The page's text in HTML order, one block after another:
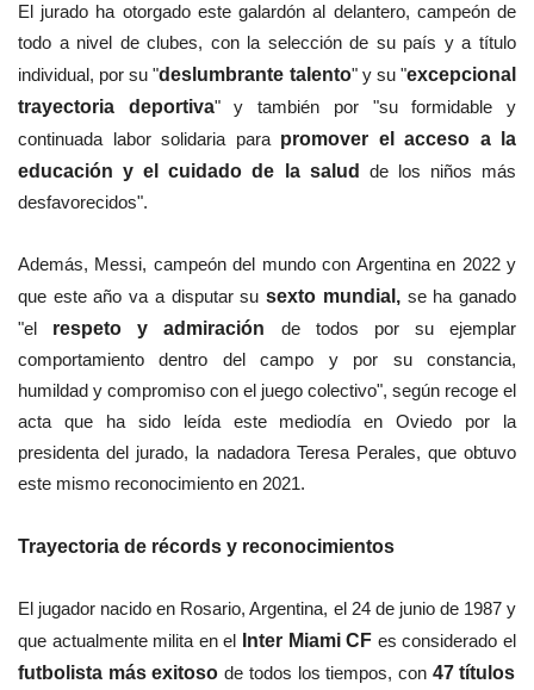
El jurado ha otorgado este galardón al delantero, campeón de
todo a nivel de clubes, con la selección de su país y a título
individual, por su "deslumbrante talento" y su "excepcional
trayectoria deportiva" y también por "su formidable y
continuada labor solidaria para promover el acceso a la
educación y el cuidado de la salud de los niños más
desfavorecidos".
Además, Messi, campeón del mundo con Argentina en 2022 y
que este año va a disputar su sexto mundial,se ha ganado
"el respeto y admiración de todos por su ejemplar
comportamiento dentro del campo y por su constancia,
humildad y compromiso con el juego colectivo", según recoge el
acta que ha sido leída este mediodía en Oviedo por la
presidenta del jurado, la nadadora Teresa Perales, que obtuvo
este mismo reconocimiento en 2021.
Trayectoria de récords y reconocimientos
El jugador nacido en Rosario, Argentina, el 24 de junio de 1987 y
que actualmente milita en el Inter Miami CF es considerado el
futbolista más exitoso de todos los tiempos, con 47 títulos